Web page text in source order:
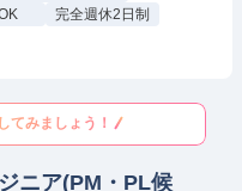
完全週休2日制
てみましょう！
ニア(PM・PL候